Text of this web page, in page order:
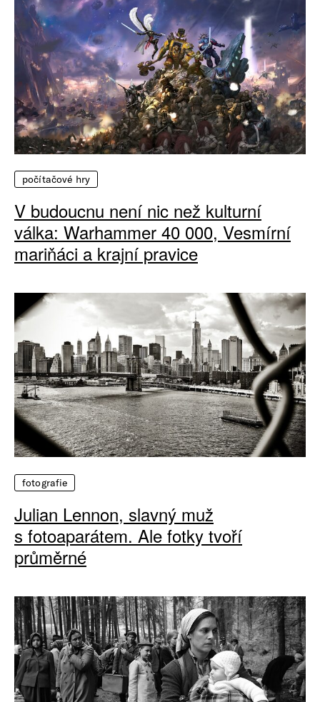
počítačové hry
V budoucnu není nic než kulturní
válka: Warhammer 40 000, Vesmírní
mariňáci a krajní pravice
fotografie
Julian Lennon, slavný muž
s fotoaparátem. Ale fotky tvoří
průměrné